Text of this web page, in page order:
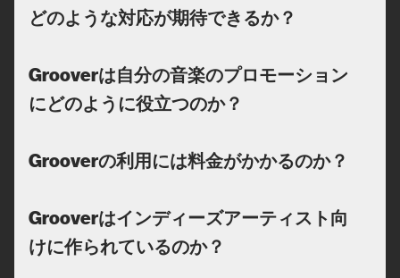
どのような対応が期待できるか？
Grooverは自分の音楽のプロモーション
にどのように役立つのか？
Grooverの利用には料金がかかるのか？
Grooverはインディーズアーティスト向
けに作られているのか？